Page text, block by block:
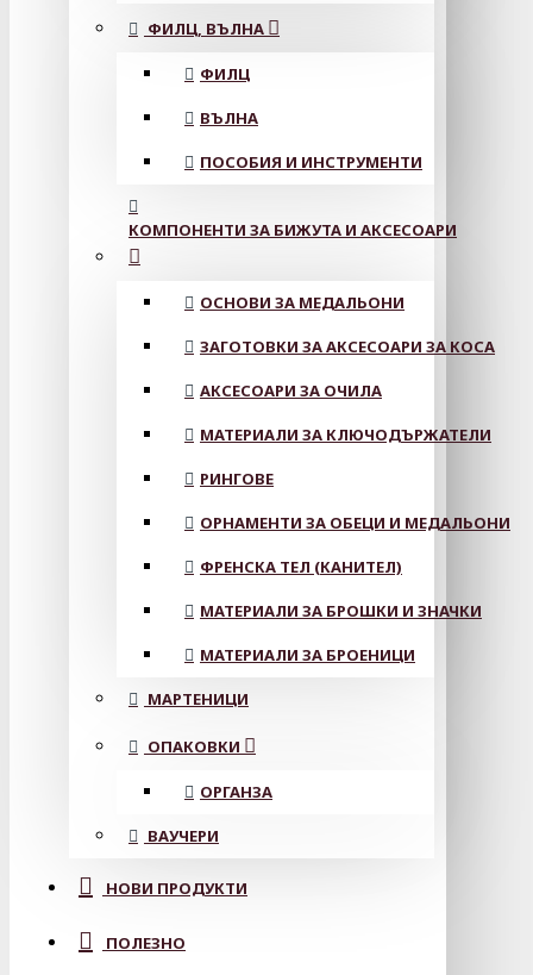
ФИЛЦ, ВЪЛНА
ФИЛЦ
ВЪЛНА
ПОСОБИЯ И ИНСТРУМЕНТИ
КОМПОНЕНТИ ЗА БИЖУТА И АКСЕСОАРИ
ОСНОВИ ЗА МЕДАЛЬОНИ
ЗАГОТОВКИ ЗА АКСЕСОАРИ ЗА КОСА
АКСЕСОАРИ ЗА ОЧИЛА
МАТЕРИАЛИ ЗА КЛЮЧОДЪРЖАТЕЛИ
РИНГОВЕ
ОРНАМЕНТИ ЗА ОБЕЦИ И МЕДАЛЬОНИ
ФРЕНСКА ТЕЛ (КАНИТЕЛ)
МАТЕРИАЛИ ЗА БРОШКИ И ЗНАЧКИ
МАТЕРИАЛИ ЗА БРОЕНИЦИ
МАРТЕНИЦИ
ОПАКОВКИ
ОРГАНЗА
ВАУЧЕРИ
НОВИ ПРОДУКТИ
ПОЛЕЗНО